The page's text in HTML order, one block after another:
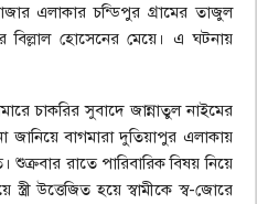
এলাকার চন্ডিপুর গ্রামের তাজুল
বিল্লাল হোসেনের মেয়ে। এ ঘটনায়
চাকরির সুবাদে জান্নাতুল নাইমের
জানিয়ে বাগমারা দুতিয়াপুর এলাকায়
রাতে পারিবারিক বিষয় নিয়ে
উত্তেজিত হয়ে স্বামীকে স্ব-জোরে